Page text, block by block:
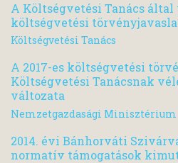
A Költségvetési Tanács által
költségvetési
Költségvetési Tanács
A 2017-es költségvetési
Költségvetési Tanácsnak
változata
Nemzetgazdasági Minisztérium
2014. évi Bánhorváti
normatív támogatások